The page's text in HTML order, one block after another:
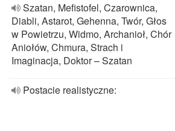
Szatan, Mefistofel, Czarownica,
Diabli, Astarot, Gehenna, Twór, Głos
w Powietrzu, Widmo, Archanioł, Chór
Aniołów, Chmura, Strach i
Imaginacja, Doktor – Szatan
Postacie realistyczne: